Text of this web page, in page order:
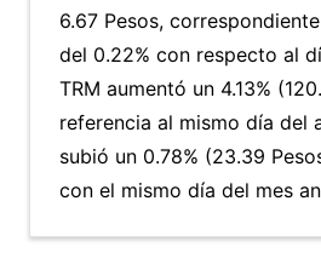
6.67 Pesos,
del 0.22% con respecto al
TRM aumentó un 4.13%
referencia al mismo día del
subió un 0.78% (23.39
con el mismo día del mes